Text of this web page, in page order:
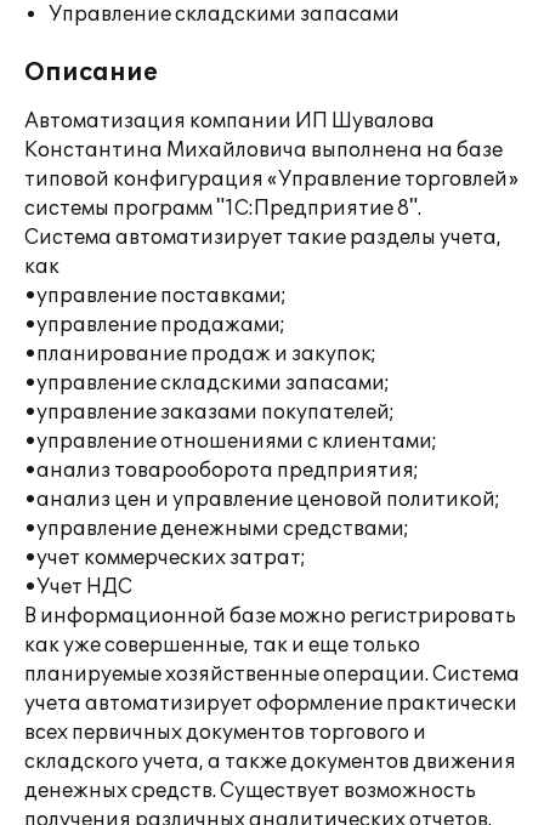
Управление складскими запасами
Описание
Автоматизация компании ИП Шувалова
Константина Михайловича выполнена на базе
типовой конфигурация «Управление торговлей»
системы программ "1С:Предприятие 8".
Система автоматизирует такие разделы учета,
как
•управление поставками;
•управление продажами;
•планирование продаж и закупок;
•управление складскими запасами;
•управление заказами покупателей;
•управление отношениями с клиентами;
•анализ товарооборота предприятия;
•анализ цен и управление ценовой политикой;
•управление денежными средствами;
•учет коммерческих затрат;
•Учет НДС
В информационной базе можно регистрировать
как уже совершенные, так и еще только
планируемые хозяйственные операции. Система
учета автоматизирует оформление практически
всех первичных документов торгового и
складского учета, а также документов движения
денежных средств. Существует возможность
получения различных аналитических отчетов.